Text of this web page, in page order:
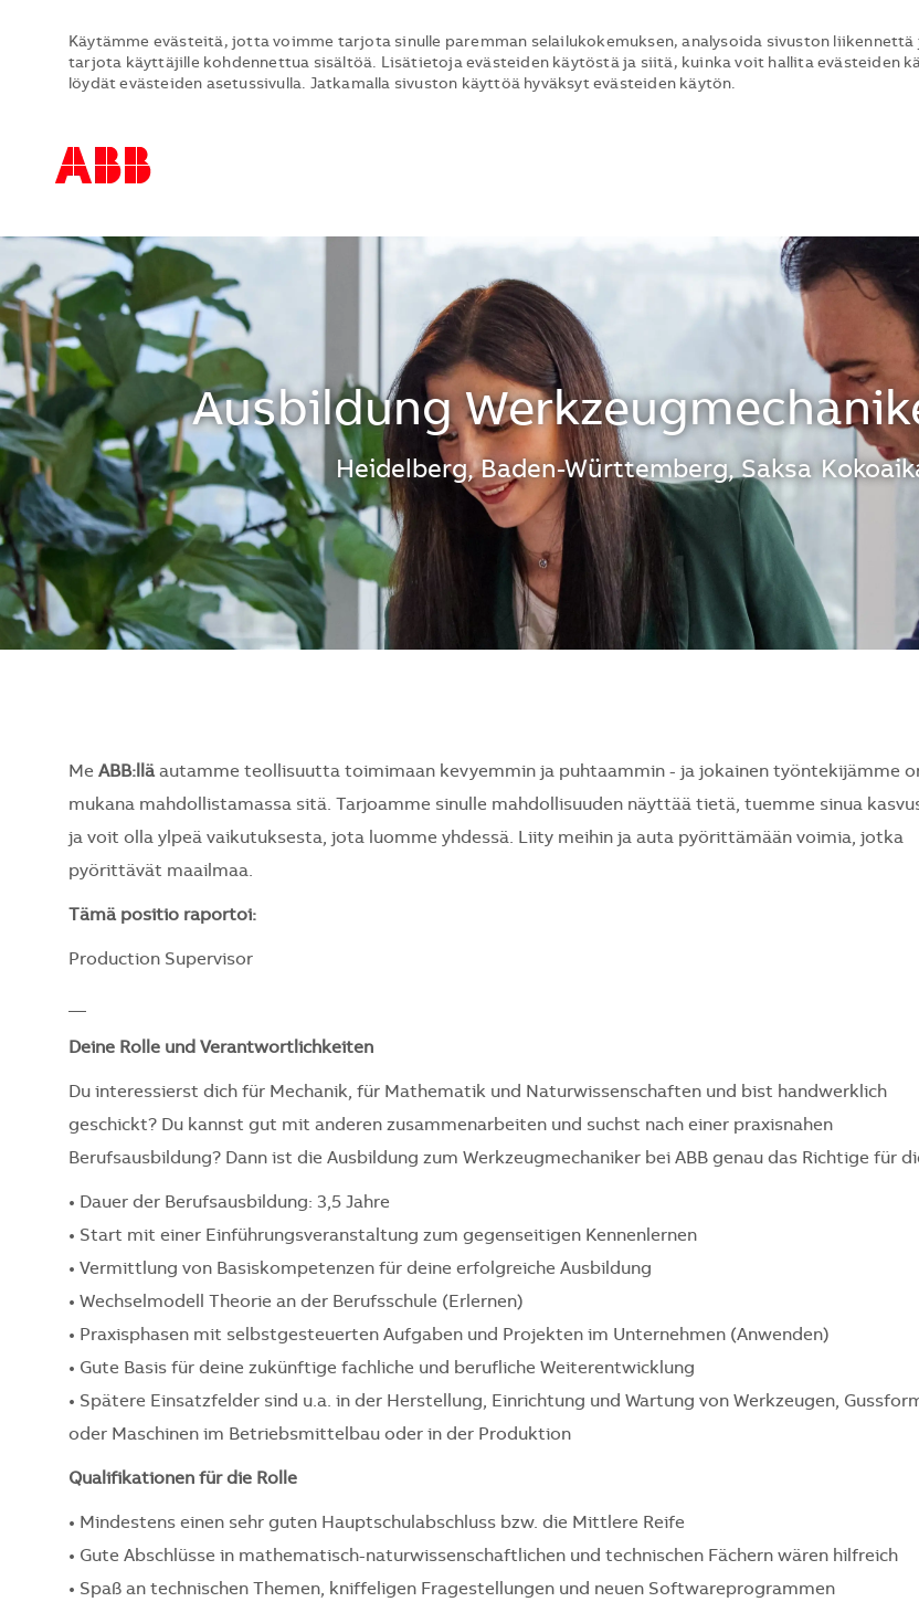
Käytämme evästeitä, jotta voimme tarjota sinulle paremman selailukokemuksen, analysoida sivuston liikennettä
tarjota käyttäjille kohdennettua sisältöä. Lisätietoja evästeiden käytöstä ja siitä, kuinka voit hallita evästeiden
löydät evästeiden asetussivulla. Jatkamalla sivuston käyttöä hyväksyt evästeiden käytön.
Ausbildung
Sijainti
Heidelberg, Baden-Württemberg, Saksa
Me ABB:lläautamme teollisuutta toimimaan kevyemmin ja puhtaammin - ja jokainen työntekijämme
mukana mahdollistamassa sitä. Tarjoamme sinulle mahdollisuuden näyttää tietä, tuemme sinua
ja voit olla ylpeä vaikutuksesta, jota luomme yhdessä. Liity meihin ja auta pyörittämään voimia, jotka
pyörittävät maailmaa.
Tämä positio raportoi:
Production Supervisor
Deine Rolle und Verantwortlichkeiten
Du interessierst dich für Mechanik, für Mathematik und Naturwissenschaften und bist handwerklich
geschickt? Du kannst gut mit anderen zusammenarbeiten und suchst nach einer praxisnahen
Berufsausbildung? Dann ist die Ausbildung zum Werkzeugmechaniker bei ABB genau das Richtige für
• Dauer der Berufsausbildung: 3,5 Jahre
• Start mit einer Einführungsveranstaltung zum gegenseitigen Kennenlernen
• Vermittlung von Basiskompetenzen für deine erfolgreiche Ausbildung
• Wechselmodell Theorie an der Berufsschule (Erlernen)
• Praxisphasen mit selbstgesteuerten Aufgaben und Projekten im Unternehmen (Anwenden)
• Gute Basis für deine zukünftige fachliche und berufliche Weiterentwicklung
• Spätere Einsatzfelder sind u.a. in der Herstellung, Einrichtung und Wartung von Werkzeugen,
oder Maschinen im Betriebsmittelbau oder in der Produktion
Qualifikationen für die Rolle
• Mindestens einen sehr guten Hauptschulabschluss bzw. die Mittlere Reife
• Gute Abschlüsse in mathematisch-naturwissenschaftlichen und technischen Fächern wären hilfreich
• Spaß an technischen Themen, kniffeligen Fragestellungen und neuen Softwareprogrammen